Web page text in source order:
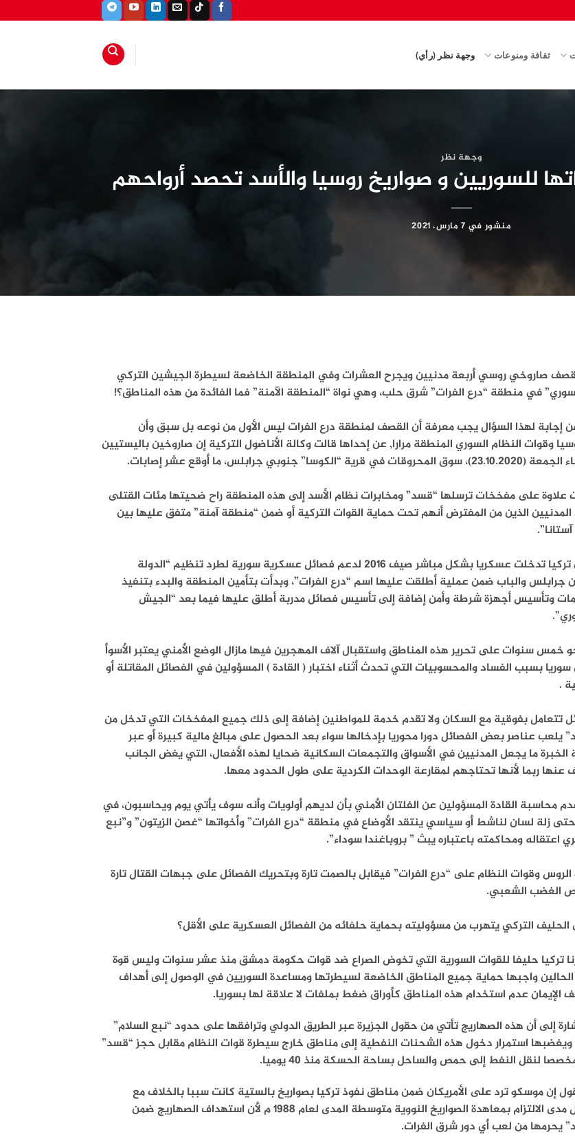
ثقافة ومنوعات وجهة نظر (رأي)
وجهة نظر
للسوريين و صواريخ روسيا والأسد تحصد أرواحهم
منشور في 7 مارس، 2021
صاروخي روسي أربعة مدنيين ويجرح العشرات وفي المنطقة الخاضعة لسيطرة الجيشين التركي
في منطقة “درع الفرات” شرق حلب، وهي نواة “المنطقة الآمنة” فما الفائدة من هذه المناطق؟!
إجابة لهذا السؤال يجب معرفة أن القصف لمنطقة درع الفرات ليس الأول من نوعه بل سبق وأن
وقوات النظام السوري المنطقة مرارا, عن إحداها قالت وكالة الأناضول التركية إن صاروخين باليستيين
“الكوسا” جنوبي جرابلس، ما أوقع عشر إصابات.
علاوة على مفخخات ترسلها “قسد” ومخابرات نظام الأسد إلى هذه المنطقة راح ضحيتها مئات القتلى
الذين من المفترض أنهم تحت حماية القوات التركية أو ضمن “منطقة آمنة” متفق عليها بين
والمعروف أن تركيا تدخلت عسكريا بشكل مباشر صيف 2016 لدعم فصائل عسكرية سورية لطرد تنظيم “الدولة
جرابلس والباب ضمن عملية أطلقت عليها اسم “درع الفرات”، وبدأت بتأمين المنطقة والبدء بتنفيذ
وتأسيس أجهزة شرطة وأمن إضافة إلى تأسيس فصائل مدربة أطلق عليها فيما بعد “الجيش
خمس سنوات على تحرير هذه المناطق واستقبال آلاف المهجرين فيها مازال الوضع الأمني يعتبر الأسوأ
بسبب الفساد والمحسوبيات التي تحدث أثناء اختبار ( القادة ) المسؤولين في الفصائل المقاتلة أو
.
تتعامل بفوقية مع السكان ولا تقدم خدمة للمواطنين إضافة إلى ذلك جميع المفخخات التي تدخل من
عناصر بعض الفصائل دورا محوريا بإدخالها سواء بعد الحصول على مبالغ مالية كبيرة أو عبر
الخبرة ما يجعل المدنيين في الأسواق والتجمعات السكانية ضحايا لهذه الأفعال، التي يغض الجانب
عنها ربما لأنها تحتاجهم لمقارعة الوحدات الكردية على طول الحدود معها.
عدم محاسبة القادة المسؤولين عن الفلتان الأمني بأن لديهم أولويات وأنه سوف يأتي يوم ويحاسبون، في
زلة لسان لناشط أو سياسي ينتقد الأوضاع في منطقة “درع الفرات” وأخواتها “غصن الزيتون” و”نبع
اعتقاله ومحاكمته باعتباره يبث ” بروباغندا سوداء”.
وقوات النظام على “درع الفرات” فيقابل بالصمت تارة وبتحريك الفصائل على جبهات القتال تارة
الغضب الشعبي.
التركي يتهرب من مسؤوليته بحماية حلفائه من الفصائل العسكرية على الأقل؟
تركيا حليفا للقوات السورية التي تخوض الصراع ضد قوات حكومة دمشق منذ عشر سنوات وليس قوة
واجبها حماية جميع المناطق الخاضعة لسيطرتها ومساعدة السوريين في الوصول إلى أهداف
الإيمان عدم استخدام هذه المناطق كأوراق ضغط بملفات لا علاقة لها بسوريا.
إلى أن هذه الصهاريج تأتي من حقول الجزيرة عبر الطريق الدولي وترافقها على حدود “نبع السلام”
استمرار دخول هذه الشحنات النفطية إلى مناطق خارج سيطرة قوات النظام مقابل حجز “قسد”
إن موسكو ترد على الأمريكان ضمن مناطق نفوذ تركيا بصواريخ بالستية كانت سببا بالخلاف مع
واشنطن حول مدى الالتزام بمعاهدة الصواريخ النووية متوسطة المدى لعام 1988 م لأن استهداف الصهاريج ضمن
يحرمها من لعب أي دور شرق الفرات.